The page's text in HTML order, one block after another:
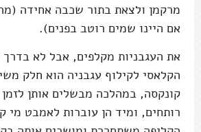
מרקמן ולצאת בתור שכבה אחידה
אם היינו שמים רוטב בפנים).
את העגבניות מקלפים, אבל לא בדרך
הקלאסי לקילוף עגבניה הוא חלק
קונקסה, במהלכה מבשלים אותן
רותחים, ומיד הן עוברות לאמבט מי